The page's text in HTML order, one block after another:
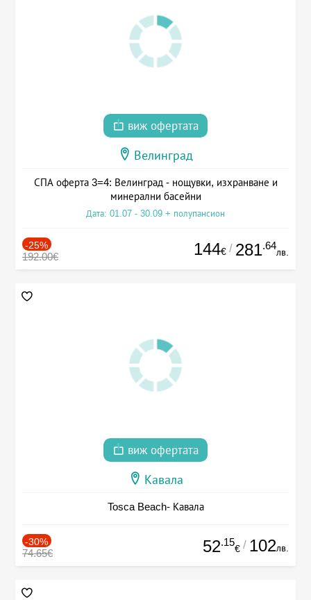
виж офертата
Велинград
СПА оферта 3=4: Велинград - нощувки, изхранване и
минерални басейни
Дата: 01.07 - 30.09 + полупансион
-25%
192.00€ 144€ / 281.64
лв.
виж офертата
Кавала
Tosca Beach- Кавала
-30%
74.65€ 52.15
€ / 102лв.